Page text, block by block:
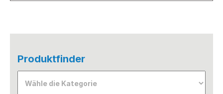
Produktfinder